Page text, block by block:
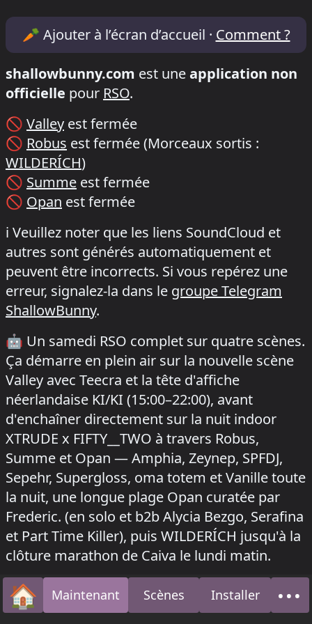
Lineup & Timetable for XTRUDE x
🥕 Ajouter à l’écran d’accueil · Comment ?
shallowbunny.com est uneapplication non
officielle pour RSO.
🚫 Valley est fermée
🚫 Robus est fermée(Morceaux sortis :
WILDERÍCH)
🚫 Summe est fermée
🚫 Opan est fermée
ℹ️ Veuillez noter que les liens SoundCloud et
autres sont générés automatiquement et
peuvent être incorrects. Si vous repérez une
erreur, signalez-la dans le groupe Telegram
ShallowBunny.
🤖 Un samedi RSO complet sur quatre scènes.
Ça démarre en plein air sur la nouvelle scène
Valley avec Teecra et la tête d'affiche
néerlandaise KI/KI (15:00–22:00), avant
d'enchaîner directement sur la nuit indoor
XTRUDE x FIFTY__TWO à travers Robus,
Summe et Opan — Amphia, Zeynep, SPFDJ,
Sepehr, Supergloss, oma totem et Vanille toute
la nuit, une longue plage Opan curatée par
Frederic. (en solo et b2b Alycia Bezgo, Serafina
et Part Time Killer), puis WILDERÍCH jusqu'à la
clôture marathon de Caiva le lundi matin.
how to install this app on your phone
Cette application fonctionne sans connexion
Internet tant que sa fenêtre reste ouverte.
🏠AccueilMaintenant Scènes Installer •••
À